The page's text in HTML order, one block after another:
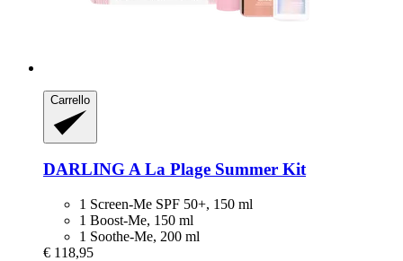
Carrello
DARLINGA La Plage Summer Kit
1 Screen-Me SPF 50+, 150 ml
1 Boost-Me, 150 ml
1 Soothe-Me, 200 ml
€ 118,95